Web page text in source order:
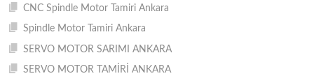
CNC Spindle Motor Tamiri Ankara
Spindle Motor Tamiri Ankara
SERVO MOTOR SARIMI ANKARA
SERVO MOTOR TAMİRİ ANKARA